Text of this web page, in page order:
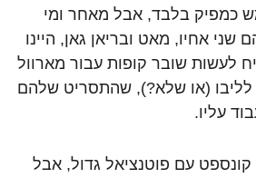
כמפיק בלבד, אבל מאחר ומי
אחיו, מאט ובריאן גאן, היינו
לעשות שובר קופות עבור מארוול
לליבו (או שלא?), שהתסריט שלהם
עליו.
עם פוטנציאל גדול, אבל